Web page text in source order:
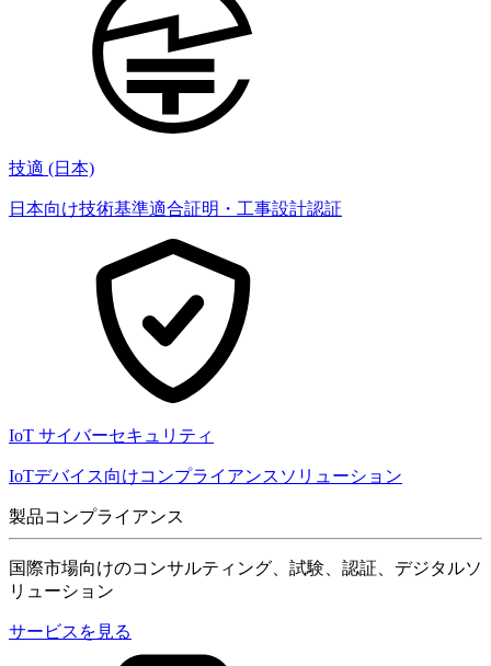
技適 (日本)
日本向け技術基準適合証明・工事設計認証
IoT サイバーセキュリティ
IoTデバイス向けコンプライアンスソリューション
製品コンプライアンス
国際市場向けのコンサルティング、試験、認証、デジタルソ
リューション
サービスを見る